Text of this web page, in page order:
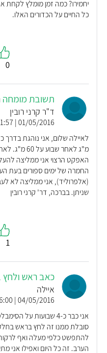
יחמירו? כמה זמן מומלץ לקחת
כל החיים על הכדורים האלו.
0
תשובת מומחה
ד"ר קרני רובין
01/05/2016 | 21:57
החמרה של ימים ספורים בעת
שניתן. בברכה, דר' קרני רובין
1
כאב ראש
איילה
04/05/2016 | 16:00
סובלת ממנו זה לחץ בראש
להתפשט כלפי מעלה ואף
הערב. זה כל היום ואפילו אני